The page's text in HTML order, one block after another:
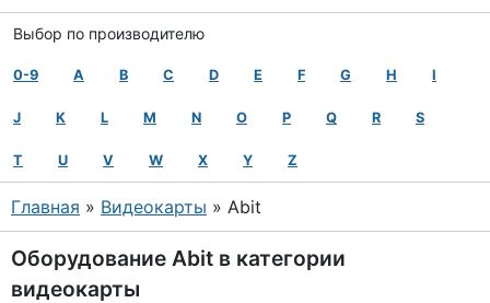
Выбор по производителю
0-9 A B C D E F G H I
J K L M N O P Q R S
T U V W X Y Z
Главная » Видеокарты » Abit
Оборудование Abit в категории
видеокарты